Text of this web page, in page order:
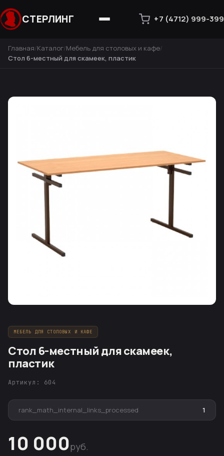
СТЕРЛИНГ +7 (4712) 999-399
Главная Каталог Мебель для столовых и кафе
Стол 6-местный для скамеек, пластик
МЕБЕЛЬ ДЛЯ СТОЛОВЫХ И КАФЕ
Стол 6-местный для скамеек,
пластик
Артикул: 604
rank_math_internal_links_processed 1
10 000руб.